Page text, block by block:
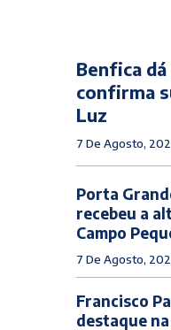
Benfica
confirma
Luz
7 De Agosto,
Porta
recebeu a
Campo
7 De Agosto,
Francisco
destaque